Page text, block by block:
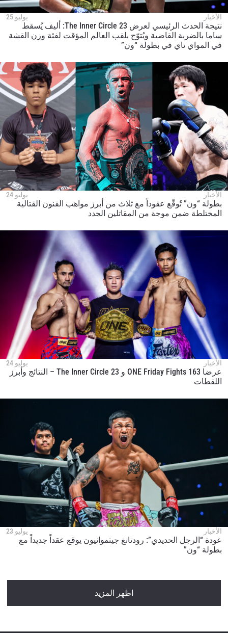
الأخبار يوليو 25
نتيجة الحدث الرئيسي لعرض The Inner Circle 23: أليف يُسقط
ساما بالضربة القاضية ويُتوّج بلقب العالم المؤقت لفئة وزن القشة
في المواي تاي في بطولة “ون”
الأخبار يوليو 24
بطولة “ون” تُوقّع عقوداً مع ثلاث من أبرز مواهب الفنون القتالية
المختلطة ضمن موجة من المقاتلين الجدد
الأخبار يوليو 24
عرضا ONE Friday Fights 163 و The Inner Circle 23 – النتائج وأبرز
اللقطات
الأخبار يوليو 23
عودة “الرجل الحديدي”: رودتانغ جيتموانيون يوقع عقداً جديداً مع
بطولة “ون”
اظهر المزيد